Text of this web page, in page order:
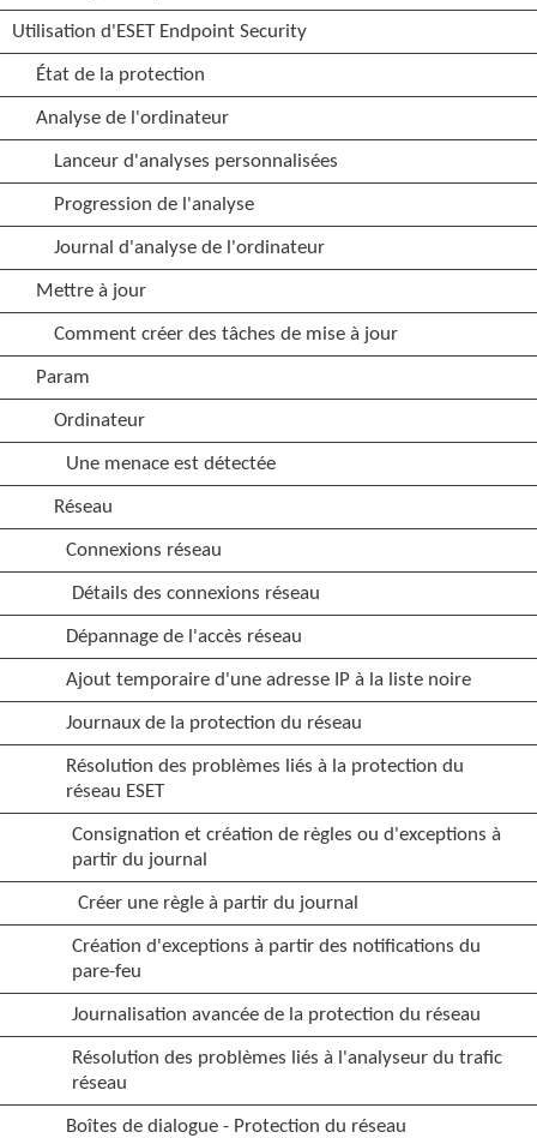
Utilisation d'ESET Endpoint Security
État de la protection
Analyse de l'ordinateur
Lanceur d'analyses personnalisées
Progression de l'analyse
Journal d'analyse de l'ordinateur
Mettre à jour
Comment créer des tâches de mise à jour
Param
Ordinateur
Une menace est détectée
Réseau
Connexions réseau
Détails des connexions réseau
Dépannage de l'accès réseau
Ajout temporaire d'une adresse IP à la liste noire
Journaux de la protection du réseau
Résolution des problèmes liés à la protection du
réseau ESET
Consignation et création de règles ou d'exceptions à
partir du journal
Créer une règle à partir du journal
Création d'exceptions à partir des notifications du
pare-feu
Journalisation avancée de la protection du réseau
Résolution des problèmes liés à l'analyseur du trafic
réseau
Boîtes de dialogue - Protection du réseau